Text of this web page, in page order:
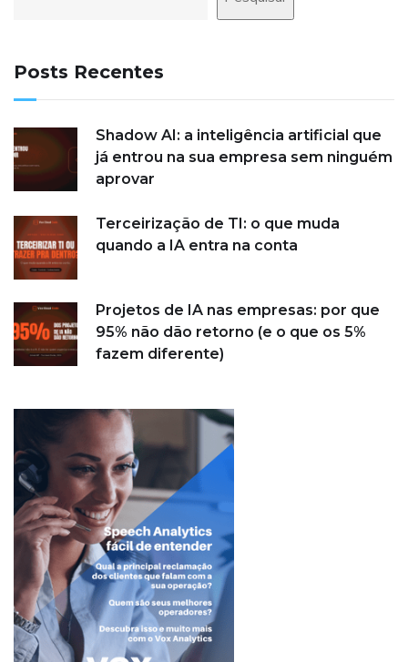
Posts Recentes
Shadow AI: a inteligência artificial que
já entrou na sua empresa sem ninguém
aprovar
Terceirização de TI: o que muda
quando a IA entra na conta
Projetos de IA nas empresas: por que
95% não dão retorno (e o que os 5%
fazem diferente)